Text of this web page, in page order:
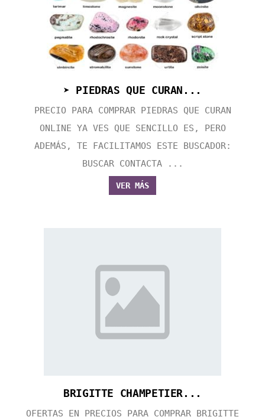
➤ PIEDRAS QUE CURAN...
PRECIO PARA COMPRAR PIEDRAS QUE CURAN
ONLINE YA VES QUE SENCILLO ES, PERO
ADEMÁS, TE FACILITAMOS ESTE BUSCADOR:
BUSCAR CONTACTA ...
VER MÁS
BRIGITTE CHAMPETIER...
OFERTAS EN PRECIOS PARA COMPRAR BRIGITTE